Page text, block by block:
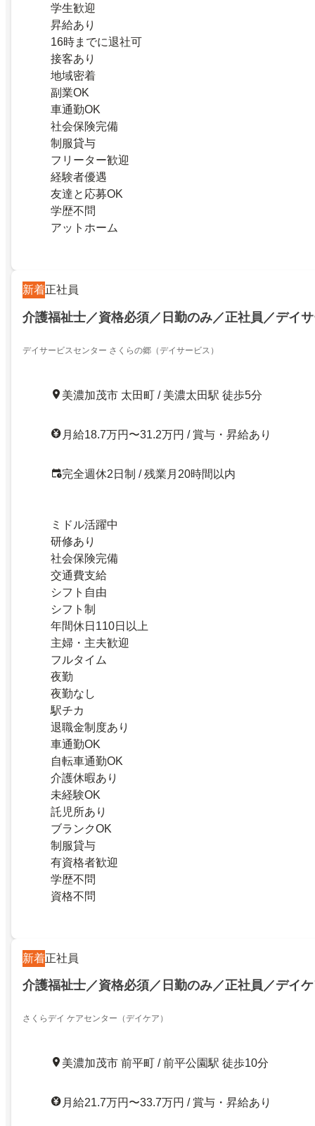
学生歓迎
昇給あり
16時までに退社可
接客あり
地域密着
副業OK
車通勤OK
社会保険完備
制服貸与
フリーター歓迎
経験者優遇
友達と応募OK
学歴不問
アットホーム
新着正社員
介護福祉士／資格必須／日勤のみ／正社員／デイ
デイサービスセンター さくらの郷（デイサービス）
美濃加茂市 太田町 / 美濃太田駅 徒歩5分
月給18.7万円〜31.2万円 / 賞与・昇給あり
完全週休2日制 / 残業月20時間以内
ミドル活躍中
研修あり
社会保険完備
交通費支給
シフト自由
シフト制
年間休日110日以上
主婦・主夫歓迎
フルタイム
夜勤
夜勤なし
駅チカ
退職金制度あり
車通勤OK
自転車通勤OK
介護休暇あり
未経験OK
託児所あり
ブランクOK
制服貸与
有資格者歓迎
学歴不問
資格不問
新着正社員
介護福祉士／資格必須／日勤のみ／正社員／デイ
さくらデイ ケアセンター（デイケア）
美濃加茂市 前平町 / 前平公園駅 徒歩10分
月給21.7万円〜33.7万円 / 賞与・昇給あり